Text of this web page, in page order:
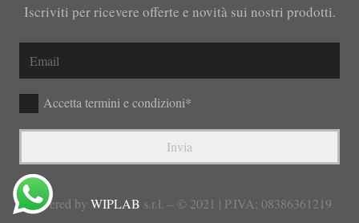
Iscriviti per ricevere offerte e novità sui nostri prodotti.
Accetta termini e condizioni*
Invia
powered by WIPLAB s.r.l. – © 2021 | P.IVA: 08386361219